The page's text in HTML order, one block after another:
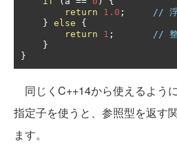
return
1.0 ;
// 浮
} else
{
return
1 ;
// 整
}
}
同じくC++14から使えるよう
指定子を使うと、参照型を返す
ます。